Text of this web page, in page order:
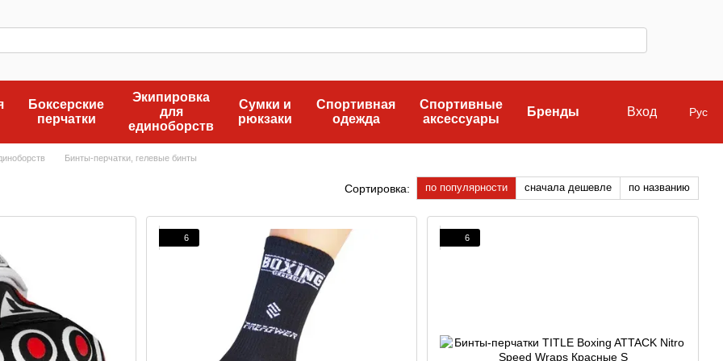
Боксерские
перчатки
Экипировка
для
единоборств
Сумки и
рюкзаки
Спортивная
одежда
Спортивные
аксессуары
Бренды Вход Рус
Бинты-перчатки, гелевые бинты
Сортировка: по популярности сначала дешевле по названию
6 6